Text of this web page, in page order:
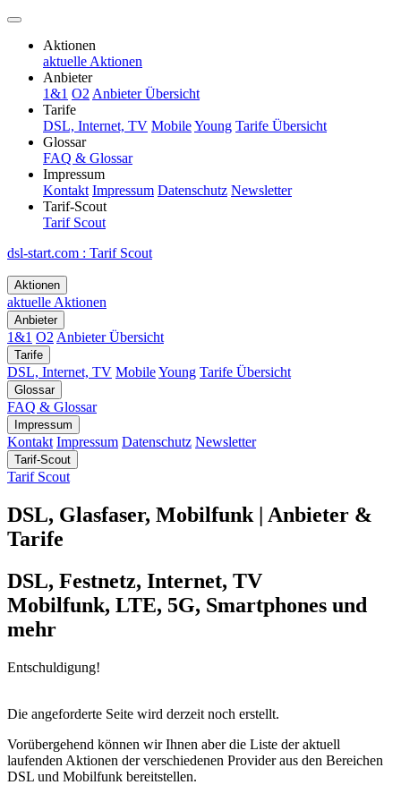
Aktionen
aktuelle Aktionen
Anbieter
1&1 O2 Anbieter Übersicht
Tarife
DSL, Internet, TV MobileYoung Tarife Übersicht
Glossar
FAQ & Glossar
Impressum
Kontakt Impressum Datenschutz Newsletter
Tarif-Scout
Tarif Scout
dsl-start.com : Tarif Scout
Aktionen
aktuelle Aktionen
Anbieter
1&1 O2 Anbieter Übersicht
Tarife
DSL, Internet, TV MobileYoung Tarife Übersicht
Glossar
FAQ & Glossar
Impressum
Kontakt Impressum Datenschutz Newsletter
Tarif-Scout
Tarif Scout
DSL, Glasfaser, Mobilfunk | Anbieter &
Tarife
DSL, Festnetz, Internet, TV
Mobilfunk, LTE, 5G, Smartphones und
mehr
Entschuldigung!
Die angeforderte Seite wird derzeit noch erstellt.
Vorübergehend können wir Ihnen aber die Liste der aktuell
laufenden Aktionen der verschiedenen Provider aus den Bereichen
DSL und Mobilfunk bereitstellen.